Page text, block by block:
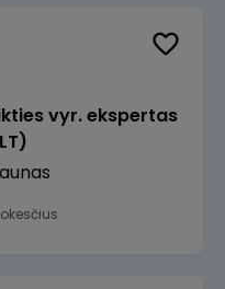
vyr. ekspertas